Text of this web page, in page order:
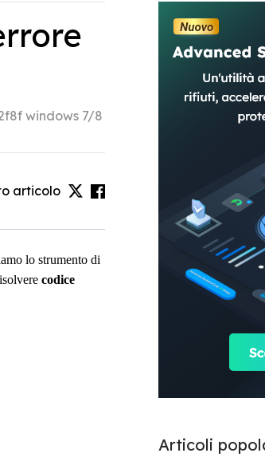
windows 7/8
articolo
lo strumento di
codice
Articoli